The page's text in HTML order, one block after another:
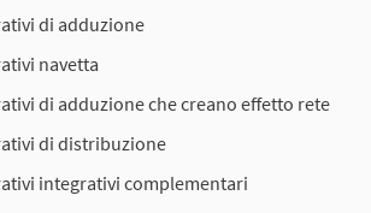
di adduzione
navetta
di adduzione che creano effetto rete
di distribuzione
integrativi complementari